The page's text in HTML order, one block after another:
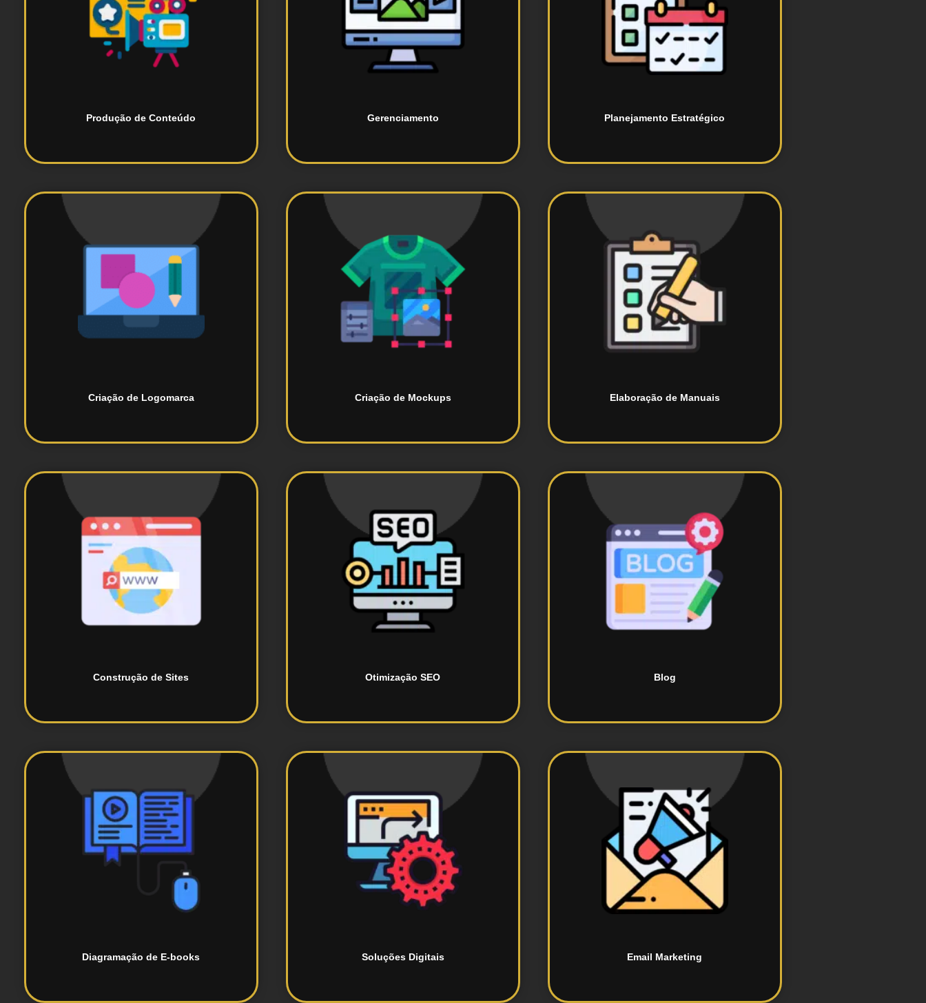
Produção de Conteúdo
Criação de conteúdo relevante e
envolvente para mídias sociais.
Gerenciamento
Monitoramento e administração
de perfis em plataformas de
redes sociais.
Planejamento Estratégico
Desenvolvimento de estratégias
e planos de conteúdo para redes
sociais.
Criação de Logomarca
Design de logomarcas exclusivas
e representativos da marca.
Criação de Mockups
Desenvolvimento de mockups
para apresentação de produtos e
designs.
Elaboração de Manuais
Criação de manuais de
identidade visual e guias de
estilo.
Construção de Sites
Desenvolvimento e criação de
websites responsivos e
funcionais.
Otimização SEO
Melhoria do posicionamento nos
motores de busca para aumentar
Blog
Criação e gestão de blogs com
conteúdo relevante para o
público-alvo.
Diagramação de E-books
Layout e design profissional para
e-books e materiais educativos.
Soluções Digitais
público utilizando nossos
softwares especializados para
WhatsApp e Instagram,
oferecendo conversas
automatizadas e personalizadas.
Email Marketing
Estratégias de marketing por e-
mail, incluindo campanhas e
automações.